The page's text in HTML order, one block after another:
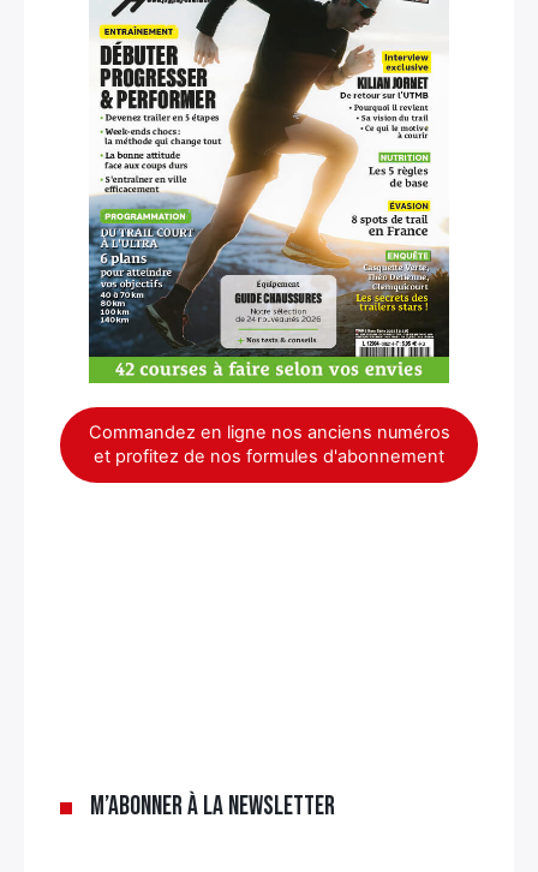
Commandez en ligne nos anciens numéros
et profitez de nos formules d'abonnement
M’abonner à la newsletter